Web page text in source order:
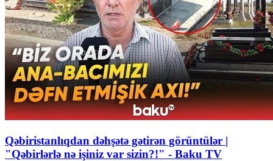
Qəbiristanlıqdan dəhşətə gətirən görüntülər |
"Qəbirlərlə nə işiniz var sizin?!" - Baku TV